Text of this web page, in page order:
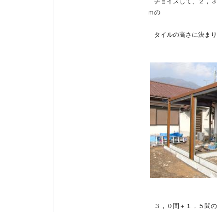
ｍの
タイルの高さに決ま
３，０間＋１，５間